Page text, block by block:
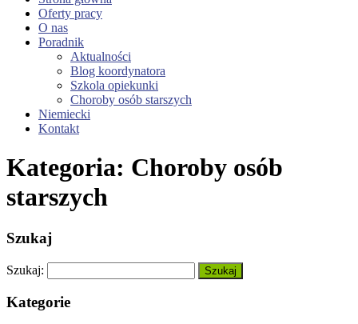
Оferty pracy
O nas
Poradnik
Aktualności
Blog koordynatora
Szkola opiekunki
Choroby osób starszych
Niemiecki
Kontakt
Kategoria: Choroby osób
starszych
Szukaj
Szukaj:
Kategorie